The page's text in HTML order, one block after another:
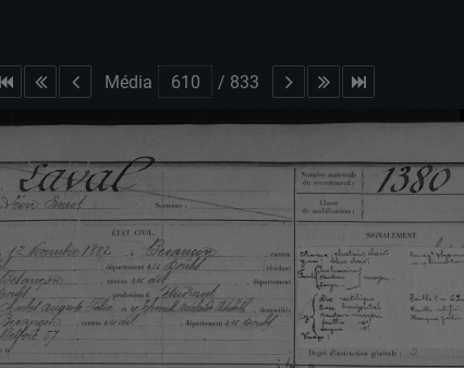
Média / 833